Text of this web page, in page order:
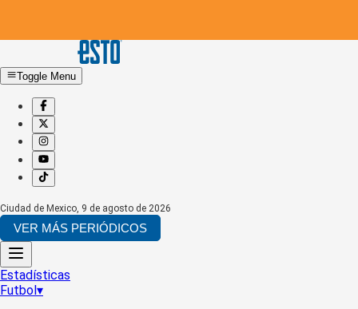
Toggle Menu
Ciudad de Mexico, 9 de agosto de 2026
VER MÁS PERIÓDICOS
Estadísticas
Futbol▾